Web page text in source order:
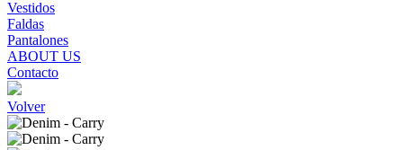
Vestidos
Faldas
Pantalones
ABOUT US
Contacto
Volver